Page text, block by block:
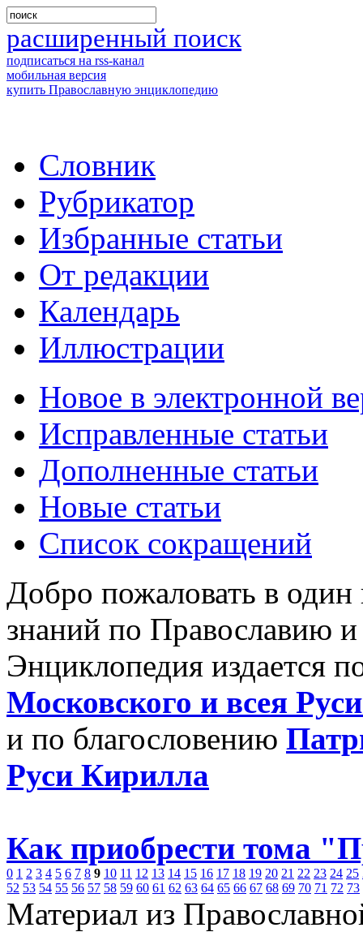
расширенный поиск
подписаться на rss-канал
мобильная версия
купить Православную энциклопедию
Словник
Рубрикатор
Избранные статьи
От редакции
Календарь
Иллюстрации
Новое в электронной
Исправленные статьи
Дополненные статьи
Новые статьи
Список сокращений
Добро пожаловать в
знаний по Православию
Энциклопедия издается
Московского и всея
и по благословению
Руси Кирилла
Как приобрести тома
0 1 2 3 4 5 6 7 8 9 10 11 12 13 14 15 16 17 18 19 20 21 22 23 24 25
52 53 54 55 56 57 58 59 60 61 62 63 64 65 66 67 68 69 70 71 72 73
Материал из